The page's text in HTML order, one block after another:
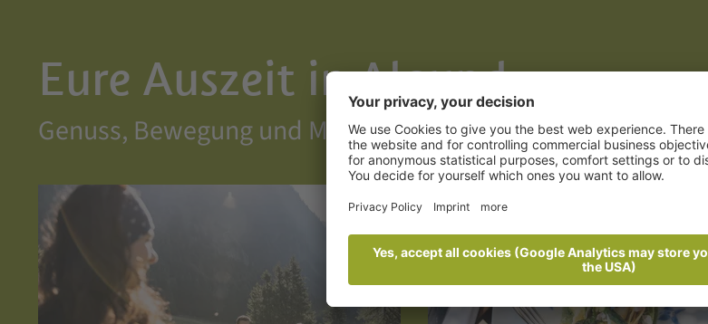
Eure Auszeit in Algund
Genuss, Bewegung und Momente, die bleiben